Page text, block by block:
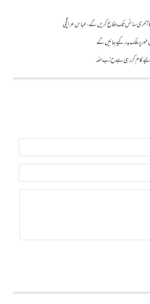
آخری سانس تک دفاع کریں گے، عباس عراقچی
طور پر ملک بدر کیے جائیں گے
کام کر رہی ہے ح زب ا للہ